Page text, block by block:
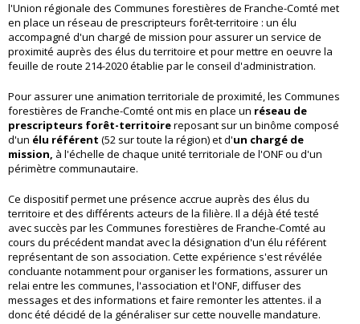
l'Union régionale des Communes forestières de Franche-Comté met
en place un réseau de prescripteurs forêt-territoire : un élu
accompagné d'un chargé de mission pour assurer un service de
proximité auprès des élus du territoire et pour mettre en oeuvre la
feuille de route 214-2020 établie par le conseil d'administration.
Pour assurer une animation territoriale de proximité, les Communes
forestières de Franche-Comté ont mis en place un réseau de
prescripteurs forêt-territoirereposant sur un binôme composé
d'un élu référent (52 sur toute la région) et d'un chargé de
mission, à l'échelle de chaque unité territoriale de l'ONF ou d'un
périmètre communautaire.
Ce dispositif permet une présence accrue auprès des élus du
territoire et des différents acteurs de la filière. Il a déjà été testé
avec succès par les Communes forestières de Franche-Comté au
cours du précédent mandat avec la désignation d'un élu référent
représentant de son association. Cette expérience s'est révélée
concluante notamment pour organiser les formations, assurer un
relai entre les communes, l'association et l'ONF, diffuser des
messages et des informations et faire remonter les attentes. il a
donc été décidé de la généraliser sur cette nouvelle mandature.